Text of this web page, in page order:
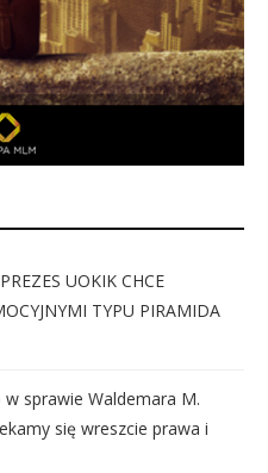
UOKIK CHCE
TYPU PIRAMIDA
sprawie Waldemara M.
się wreszcie prawa i